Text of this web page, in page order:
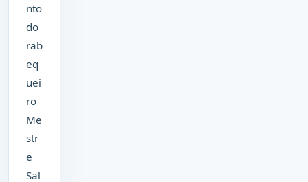
nto
do
rab
eq
uei
ro
Me
str
e
Sal